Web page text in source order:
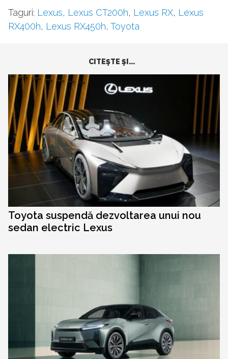
Taguri: Lexus, Lexus CT200h, Lexus RX, Lexus
RX400h, Lexus RX450h, Toyota
CITEŞTE ŞI...
Toyota suspendă dezvoltarea unui nou
sedan electric Lexus